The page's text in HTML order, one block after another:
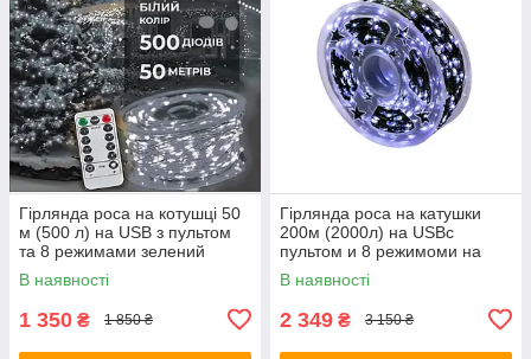
Гірлянда роса на котушці 50
м (500 л) на USB з пультом
та 8 режимами зелений
провід колір холодний
(24003)
В наявності
1 350 ₴ 1 850 ₴
Гірлянда роса на катушки
200м (2000л) на USBс
пультом и 8 режимоми на
зеленом проводки колір
холодний FC25003
В наявності
2 349 ₴ 3 150 ₴